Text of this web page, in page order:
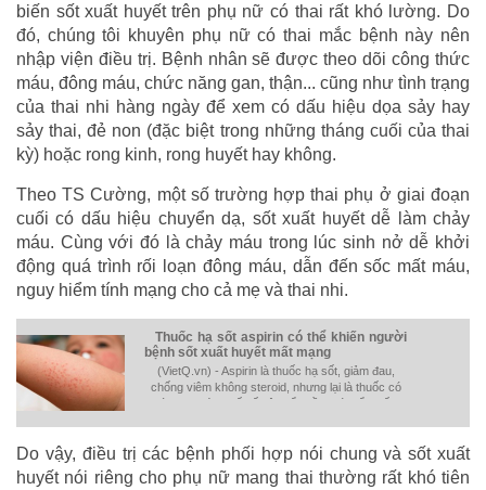
biến sốt xuất huyết trên phụ nữ có thai rất khó lường. Do
đó, chúng tôi khuyên phụ nữ có thai mắc bệnh này nên
nhập viện điều trị. Bệnh nhân sẽ được theo dõi công thức
máu, đông máu, chức năng gan, thận... cũng như tình trạng
của thai nhi hàng ngày để xem có dấu hiệu dọa sảy hay
sảy thai, đẻ non (đặc biệt trong những tháng cuối của thai
kỳ) hoặc rong kinh, rong huyết hay không.
Theo TS Cường, một số trường hợp thai phụ ở giai đoạn
cuối có dấu hiệu chuyển dạ, sốt xuất huyết dễ làm chảy
máu. Cùng với đó là chảy máu trong lúc sinh nở dễ khởi
động quá trình rối loạn đông máu, dẫn đến sốc mất máu,
nguy hiểm tính mạng cho cả mẹ và thai nhi.
Thuốc hạ sốt aspirin có thể khiến người
bệnh sốt xuất huyết mất mạng
(VietQ.vn) - Aspirin là thuốc hạ sốt, giảm đau,
chống viêm không steroid, nhưng lại là thuốc có
tác dụng ức chế kết tập tiểu cầu, có thể khiến
Do vậy, điều trị các bệnh phối hợp nói chung và sốt xuất
huyết nói riêng cho phụ nữ mang thai thường rất khó tiên